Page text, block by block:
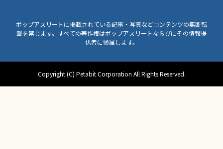
ポップアスリートに掲載されている記事・写真などコンテンツの無断転
載を禁じます。すべての著作権はポップアスリートならびにその情報提
供者に帰属します。
Copyright (C) Petabit Corporation All Rights Reserved.